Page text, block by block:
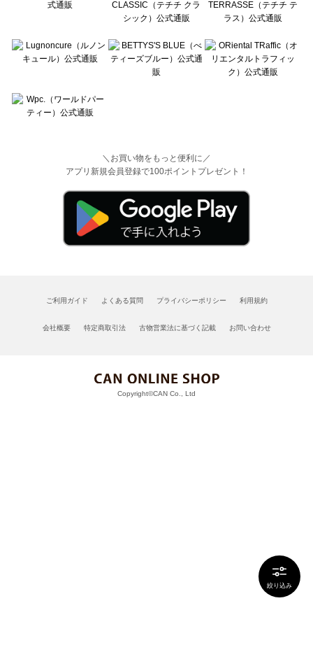
絞り込み
＼お買い物をもっと便利に／
アプリ新規会員登録で100ポイントプレゼント！
ご利用ガイド よくある質問 プライバシーポリシー 利用規約
会社概要 特定商取引法 古物営業法に基づく記載 お問い合わせ
Copyright©CAN Co., Ltd